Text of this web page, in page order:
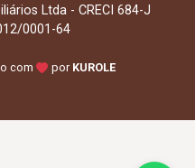
Ltda - CRECI 684-J
0001-64
com por KUROLE